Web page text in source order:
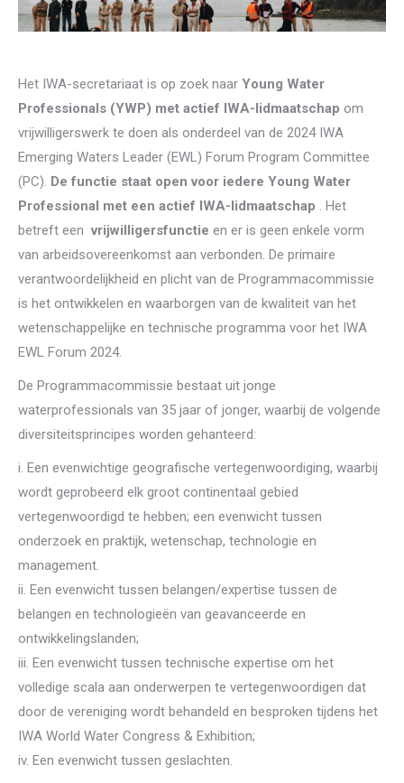
Het IWA-secretariaat is op zoek naar Young Water
Professionals (YWP) met actief IWA-lidmaatschap om
vrijwilligerswerk te doen als onderdeel van de 2024 IWA
Emerging Waters Leader (EWL) Forum Program Committee
(PC). De functie staat open voor iedere Young Water
Professional met een actief IWA-lidmaatschap . Het
betreft een vrijwilligersfunctie en er is geen enkele vorm
van arbeidsovereenkomst aan verbonden. De primaire
verantwoordelijkheid en plicht van de Programmacommissie
is het ontwikkelen en waarborgen van de kwaliteit van het
wetenschappelijke en technische programma voor het IWA
EWL Forum 2024.
De Programmacommissie bestaat uit jonge
waterprofessionals van 35 jaar of jonger, waarbij de volgende
diversiteitsprincipes worden gehanteerd:
i. Een evenwichtige geografische vertegenwoordiging, waarbij
wordt geprobeerd elk groot continentaal gebied
vertegenwoordigd te hebben; een evenwicht tussen
onderzoek en praktijk, wetenschap, technologie en
management.
ii. Een evenwicht tussen belangen/expertise tussen de
belangen en technologieën van geavanceerde en
ontwikkelingslanden;
iii. Een evenwicht tussen technische expertise om het
volledige scala aan onderwerpen te vertegenwoordigen dat
door de vereniging wordt behandeld en besproken tijdens het
IWA World Water Congress & Exhibition;
iv. Een evenwicht tussen geslachten.